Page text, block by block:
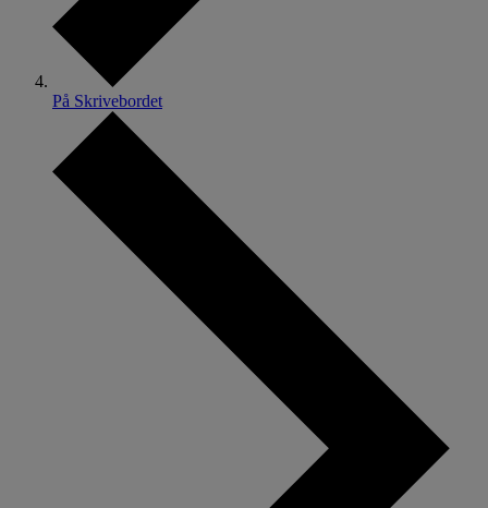
På Skrivebordet